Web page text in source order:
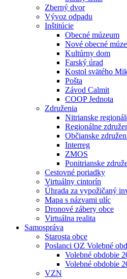
Zberný dvor
Vývoz odpadu
Inštitúcie
Obecné múzeum
Nové obecné
Kultúrny dom
Farský úrad
Kostol svätého
Pošta
Závod Calmit
COOP Jednota
Združenia
Nitrianske
Regionálne
Občianske
Interreg
ZMOS
Ponitrianske
Cestovné poriadky
Virtuálny cintorín
Úhrada za vypožičaný
Mapa s názvami ulíc
Dronové zábery obce
Virtuálna realita
Samospráva
Starosta obce
Poslanci OZ Volebné
Volebné obdobie
Volebné obdobie
VZN